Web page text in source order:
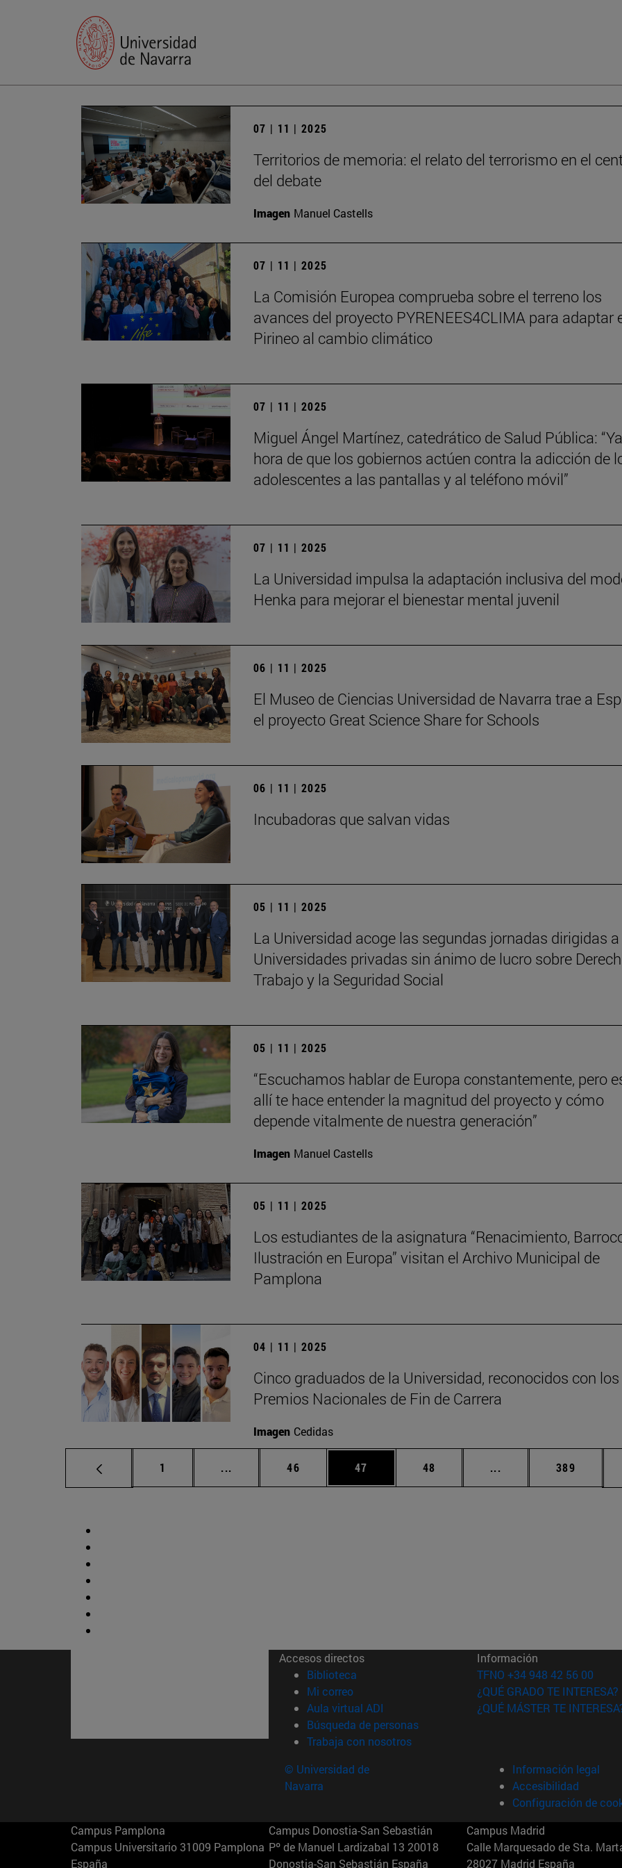
07 | 11 | 2025
Territorios de memoria: el relato del terrorismo en el
del debate
Imagen Manuel Castells
07 | 11 | 2025
La Comisión Europea comprueba sobre el terreno los
avances del proyecto PYRENEES4CLIMA para adaptar
Pirineo al cambio climático
07 | 11 | 2025
Miguel Ángel Martínez, catedrático de Salud Pública:
hora de que los gobiernos actúen contra la adicción de
adolescentes a las pantallas y al teléfono móvil”
07 | 11 | 2025
La Universidad impulsa la adaptación inclusiva del
Henka para mejorar el bienestar mental juvenil
06 | 11 | 2025
El Museo de Ciencias Universidad de Navarra trae a
el proyecto Great Science Share for Schools
06 | 11 | 2025
Incubadoras que salvan vidas
05 | 11 | 2025
La Universidad acoge las segundas jornadas dirigidas
Universidades privadas sin ánimo de lucro sobre
Trabajo y la Seguridad Social
05 | 11 | 2025
“Escuchamos hablar de Europa constantemente, pero
allí te hace entender la magnitud del proyecto y cómo
depende vitalmente de nuestra generación”
Imagen Manuel Castells
05 | 11 | 2025
Los estudiantes de la asignatura “Renacimiento,
Ilustración en Europa” visitan el Archivo Municipal de
Pamplona
04 | 11 | 2025
Cinco graduados de la Universidad, reconocidos con los
Premios Nacionales de Fin de Carrera
Imagen Cedidas
Página
1 ... Páginas intermedias Use TAB para desplazarse.
Página
46 Página
47 Página
48 ... Páginas intermedias
Página
389
Accesos directos
Biblioteca (abre en nueva ventana)
Mi correo(abre en nueva ventana)
Aula virtual ADI (abre en nueva ventana)
Búsqueda de personas(abre en nueva ventana)
Trabaja con nosotros(abre en nueva ventana)
Información
TFNO +34 948 42 56 00
¿QUÉ GRADO TE INTERESA?
¿QUÉ MÁSTER TE
© Universidad de
Navarra
Información legal
Accesibilidad
Configuración de
Campus Pamplona
Campus Universitario 31009 Pamplona
España
Campus Donostia-San Sebastián
Pº de Manuel Lardizabal 13 20018
Donostia-San Sebastián España
Campus Madrid
Calle Marquesado de Sta.
28027 Madrid España